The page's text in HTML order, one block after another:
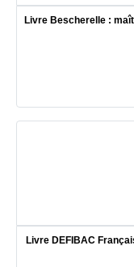
Livre Bescherelle :
Livre DEFIBAC